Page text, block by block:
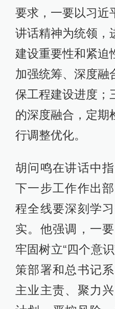
要求，一要以习近
讲话精神为统领，
建设重要性和紧迫
加强统筹、深度融
保工程建设进度；
的深度融合，定期
行调整优化。
胡问鸣在讲话中
下一步工作作出
程全线要深刻学
实。他强调，一
牢固树立“四个意
策部署和总书记
主业主责、聚力